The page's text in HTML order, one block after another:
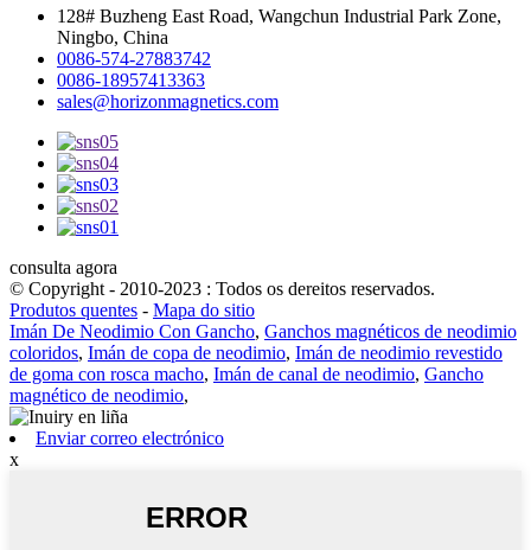
128# Buzheng East Road, Wangchun Industrial Park Zone,
Ningbo, China
0086-574-27883742
0086-18957413363
sales@horizonmagnetics.com
consulta agora
© Copyright - 2010-2023 : Todos os dereitos reservados.
Produtos quentes - Mapa do sitio
Imán De Neodimio Con Gancho, Ganchos magnéticos de neodimio
coloridos, Imán de copa de neodimio, Imán de neodimio revestido
de goma con rosca macho, Imán de canal de neodimio, Gancho
magnético de neodimio,
Enviar correo electrónico
x